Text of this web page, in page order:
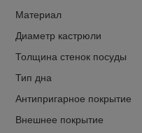
Материал
Диаметр кастрюли
Толщина стенок посуды
Тип дна
Антипригарное покрытие
Внешнее покрытие